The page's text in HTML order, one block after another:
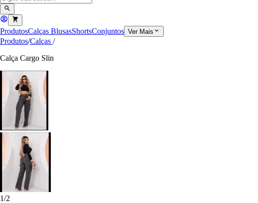
ProdutosCalças BlusasShortsConjuntos Ver Mais
Produtos/Calças /
Calça Cargo Slin
1/2